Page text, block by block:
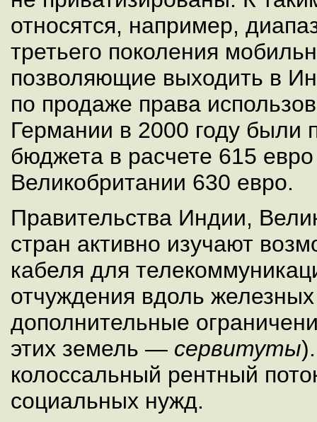
относятся, например,
третьего поколения
позволяющие выходить в
по продаже права
Германии в 2000 году были
бюджета в расчете 615
Великобритании 630 евро.
Правительства Индии,
стран активно изучают
кабеля для
отчуждения вдоль
дополнительные
этих земель — сервитуты
колоссальный рентный
социальных нужд.